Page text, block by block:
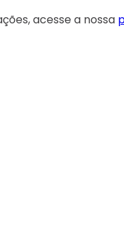
acesse a nossa